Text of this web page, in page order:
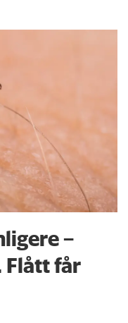
–
Flått får